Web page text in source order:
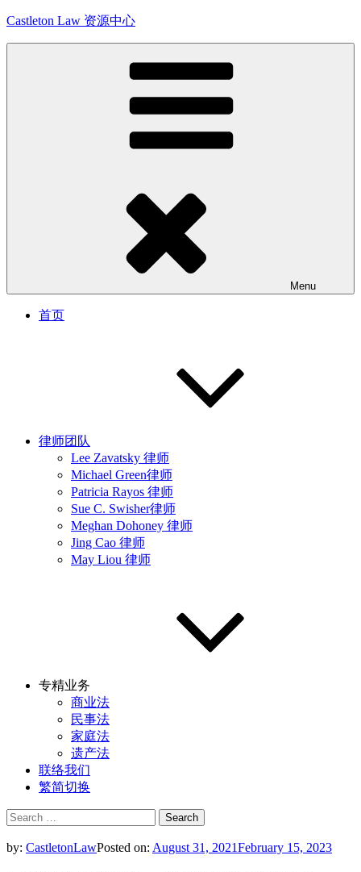
Skip
content
Castleton Law 资源中心
Menu
首页
律师团队
Lee Zavatsky 律师
Michael Green律师
Patricia Rayos 律师
Sue C. Swisher律师
Meghan Dohoney 律师
Jing Cao 律师
May Liou 律师
专精业务
商业法
民事法
家庭法
遗产法
联络我们
繁简切换
Search
for:
by: CastletonLawPosted on: August 31, 2021February 15, 2023